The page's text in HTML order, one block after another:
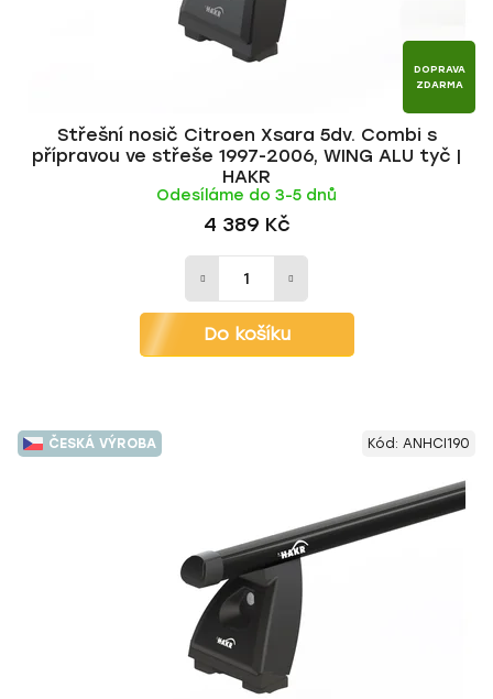
DOPRAVA
ZDARMA
Střešní nosič Citroen Xsara 5dv. Combi s
přípravou ve střeše 1997-2006, WING ALU tyč |
HAKR
Odesíláme do 3-5 dnů
4 389 Kč
Do košíku
ČESKÁ VÝROBA Kód: ANHCI190